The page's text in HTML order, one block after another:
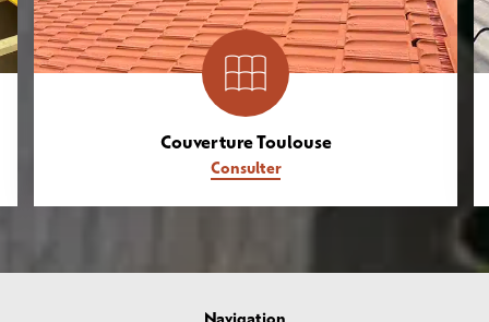
Couverture Toulouse
Consulter